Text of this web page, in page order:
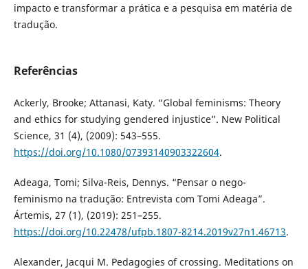
impacto e transformar a prática e a pesquisa em matéria de
tradução.
Referências
Ackerly, Brooke; Attanasi, Katy. “Global feminisms: Theory
and ethics for studying gendered injustice”. New Political
Science, 31 (4), (2009): 543–555.
https://doi.org/10.1080/07393140903322604.
Adeaga, Tomi; Silva-Reis, Dennys. “Pensar o nego-
feminismo na tradução: Entrevista com Tomi Adeaga”.
Ártemis, 27 (1), (2019): 251–255.
https://doi.org/10.22478/ufpb.1807-8214.2019v27n1.46713.
Alexander, Jacqui M. Pedagogies of crossing. Meditations on